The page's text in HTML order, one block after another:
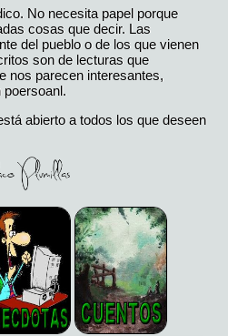
No necesita papel porque
cosas que decir. Las
del pueblo o de los que vienen
son de lecturas que
nos parecen interesantes,
poersoanl.
abierto a todos los que deseen